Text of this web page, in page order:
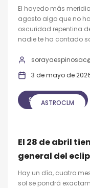
El hayedo más
agosto algo que no
oscuridad repentina
nadie te ha contado
3 de mayo de
SEGUIR LEYENDO
ASTROCLM
El 28 de abril
general del
Hay un día, cuatro
sol se pondrá